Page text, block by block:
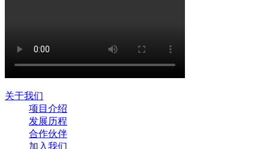
关于我们
项目介绍
发展历程
合作伙伴
加入我们